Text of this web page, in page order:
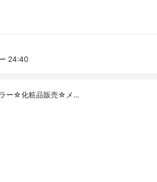
24:40
ラー☆化粧品販売☆メ…